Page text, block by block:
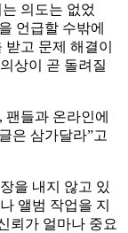
의도는 없었
언급할 수밖에
고 문제 해결이
상이 곧 돌려질
들과 온라인에
은 삼가달라”고
을 내지 않고 있
앨범 작업을 지
뢰가 얼마나 중요